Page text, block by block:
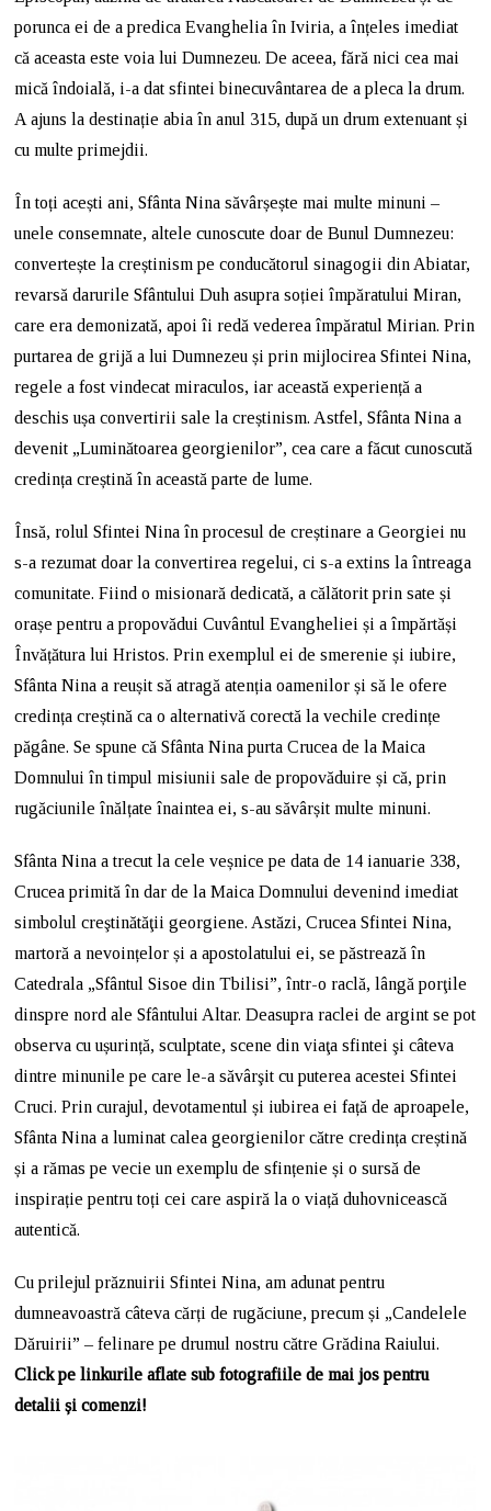
porunca ei de a predica Evanghelia în Iviria, a înțeles imediat
că aceasta este voia lui Dumnezeu. De aceea, fără nici cea mai
mică îndoială, i-a dat sfintei binecuvântarea de a pleca la drum.
A ajuns la destinație abia în anul 315, după un drum extenuant și
cu multe primejdii.
În toți acești ani, Sfânta Nina săvârșește mai multe minuni –
unele consemnate, altele cunoscute doar de Bunul Dumnezeu:
convertește la creștinism pe conducătorul sinagogii din Abiatar,
revarsă darurile Sfântului Duh asupra soției împăratului Miran,
care era demonizată, apoi îi redă vederea împăratul Mirian. Prin
purtarea de grijă a lui Dumnezeu și prin mijlocirea Sfintei Nina,
regele a fost vindecat miraculos, iar această experiență a
deschis ușa convertirii sale la creștinism. Astfel, Sfânta Nina a
devenit „Luminătoarea georgienilor”, cea care a făcut cunoscută
credința creștină în această parte de lume.
Însă, rolul Sfintei Nina în procesul de creștinare a Georgiei nu
s-a rezumat doar la convertirea regelui, ci s-a extins la întreaga
comunitate. Fiind o misionară dedicată, a călătorit prin sate și
orașe pentru a propovădui Cuvântul Evangheliei și a împărtăși
Învățătura lui Hristos. Prin exemplul ei de smerenie și iubire,
Sfânta Nina a reușit să atragă atenția oamenilor și să le ofere
credința creștină ca o alternativă corectă la vechile credințe
păgâne. Se spune că Sfânta Nina purta Crucea de la Maica
Domnului în timpul misiunii sale de propovăduire și că, prin
rugăciunile înălțate înaintea ei, s-au săvârșit multe minuni.
Sfânta Nina a trecut la cele veșnice pe data de 14 ianuarie 338,
Crucea primită în dar de la Maica Domnului devenind imediat
simbolul creştinătăţii georgiene. Astăzi, Crucea Sfintei Nina,
martoră a nevoințelor și a apostolatului ei, se păstrează în
Catedrala „Sfântul Sisoe din Tbilisi”, într-o raclă, lângă porţile
dinspre nord ale Sfântului Altar. Deasupra raclei de argint se pot
observa cu ușurință, sculptate, scene din viaţa sfintei şi câteva
dintre minunile pe care le-a săvârşit cu puterea acestei Sfintei
Cruci. Prin curajul, devotamentul și iubirea ei față de aproapele,
Sfânta Nina a luminat calea georgienilor către credința creștină
și a rămas pe vecie un exemplu de sfințenie și o sursă de
inspirație pentru toți cei care aspiră la o viață duhovnicească
autentică.
Cu prilejul prăznuirii Sfintei Nina, am adunat pentru
dumneavoastră câteva cărți de rugăciune, precum și „Candelele
Dăruirii” – felinare pe drumul nostru către Grădina Raiului.
Click pe linkurile aflate sub fotografiile de mai jos pentru
detalii și comenzi!